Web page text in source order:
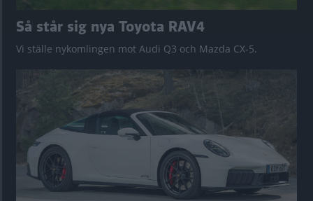
Så står sig nya Toyota RAV4
Vi ställe nykomlingen mot Audi Q3 och Mazda CX-5.